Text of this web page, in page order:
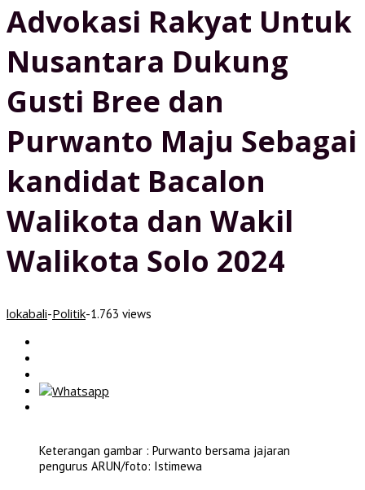
Advokasi Rakyat Untuk
Nusantara Dukung
Gusti Bree dan
Purwanto Maju Sebagai
kandidat Bacalon
Walikota dan Wakil
Walikota Solo 2024
lokabali-Politik-1.763 views
Keterangan gambar : Purwanto bersama jajaran
pengurus ARUN/foto: Istimewa